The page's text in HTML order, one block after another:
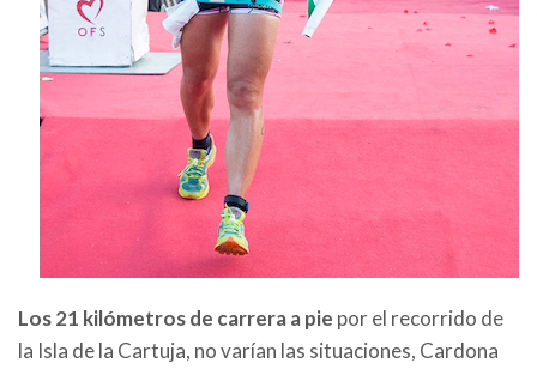
Los 21 kilómetros de carrera a pie por el recorrido de
la Isla de la Cartuja, no varían las situaciones, Cardona